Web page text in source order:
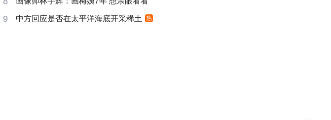
9 中方回应是否在太平洋海底开采稀土 热